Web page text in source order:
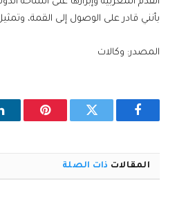
بأنني قادر على الوصول إلى القمة،
المصدر: وكالات
فيسبوك تويتر
المقالات ذات الصلة